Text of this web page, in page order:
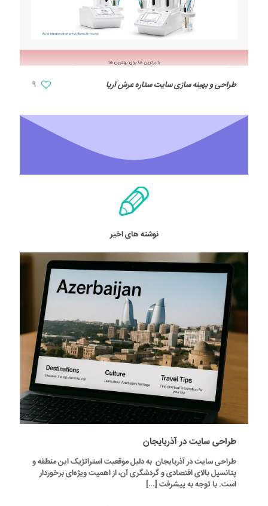
طراحی و بهینه سازی سایت ستاره عرش آریا 9
نوشته های اخیر
طراحی سایت در آذربایجان
طراحی سایت در آذربایجان به دلیل موقعیت استراتژیک این منطقه و
پتانسیل بالای اقتصادی و گردشگری آن، از اهمیت ویژه‌ای برخوردار
است. با توجه به پیشرفت […]